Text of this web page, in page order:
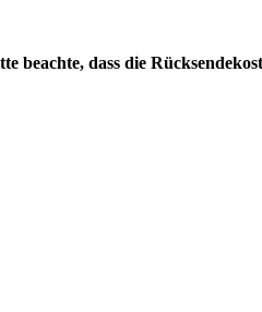
beachte, dass die